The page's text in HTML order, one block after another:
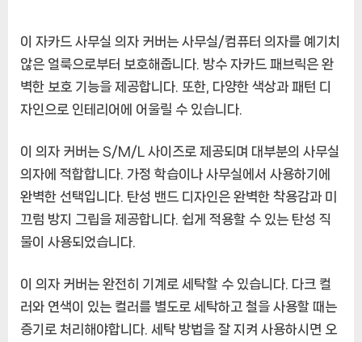
이 자카드 사무실 의자 커버는 사무실/컴퓨터 의자를 예기치
않은 얼룩으로부터 보호해줍니다. 방수 자카드 패브릭은 완
벽한 보호 기능을 제공합니다. 또한, 다양한 색상과 패턴 디
자인으로 인테리어에 어울릴 수 있습니다.
이 의자 커버는 S/M/L 사이즈로 제공되며 대부분의 사무실
의자에 적합합니다. 가정 학습이나 사무실에서 사용하기에
완벽한 선택입니다. 탄성 밴드 디자인은 완벽한 착용감과 미
끄럼 방지 그립을 제공합니다. 쉽게 적용할 수 있는 탄성 직
물이 사용되었습니다.
이 의자 커버는 완전히 기계로 세탁할 수 있습니다. 다크 컬
러와 연색이 있는 컬러를 별도로 세탁하고 철을 사용할 때는
증기로 처리해야합니다. 세탁 방법을 잘 지켜 사용하시면 오